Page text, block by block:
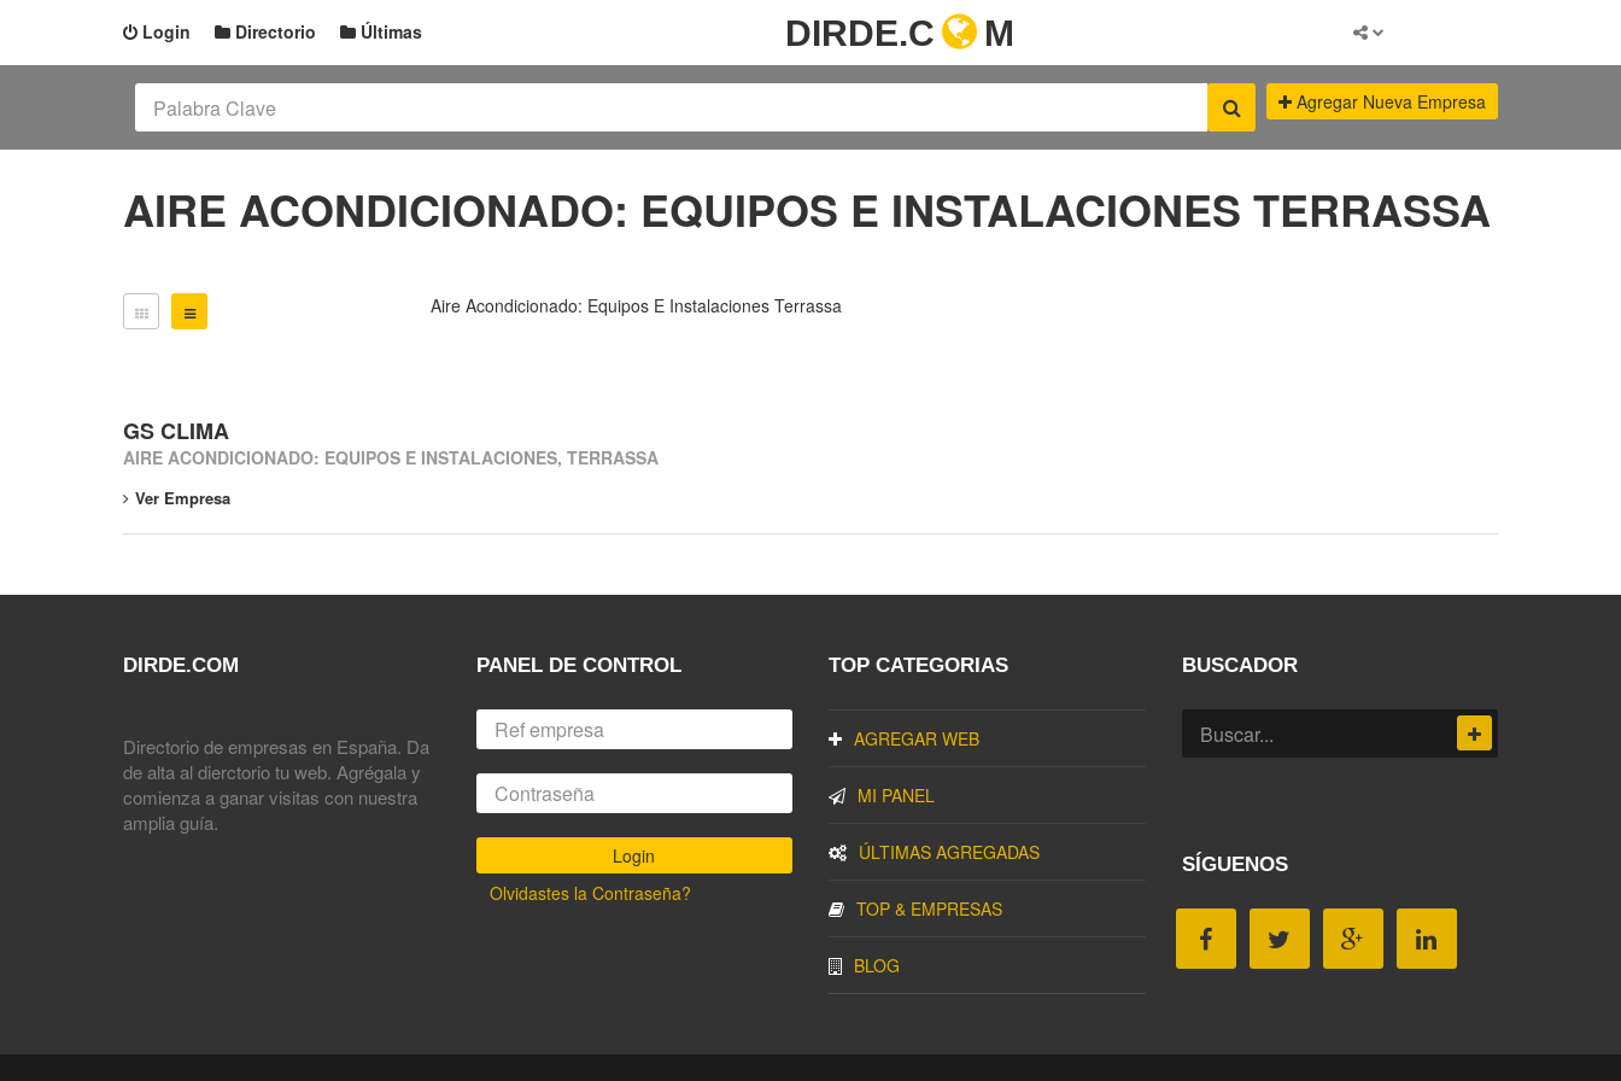
Login Directorio Últimas DIRDE.C M
Agregar Nueva Empresa
AIRE ACONDICIONADO: EQUIPOS E INSTALACIONES TERRASSA
Aire Acondicionado: Equipos E Instalaciones Terrassa
GS CLIMA
AIRE ACONDICIONADO: EQUIPOS E INSTALACIONES, TERRASSA
Ver Empresa
DIRDE.COM
Directorio de empresas en España. Da
de alta al dierctorio tu web. Agrégala y
comienza a ganar visitas con nuestra
amplia guía.
PANEL DE CONTROL
Olvidastes la Contraseña?
TOP CATEGORIAS
AGREGAR WEB
MI PANEL
ÚLTIMAS AGREGADAS
TOP & EMPRESAS
BLOG
BUSCADOR
SÍGUENOS